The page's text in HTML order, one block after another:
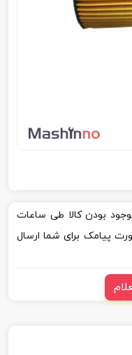
بودن کالا طی ساعات
پیامک برای شما ارسال